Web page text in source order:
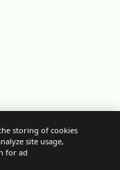
storing of cookies
site usage,
for ad